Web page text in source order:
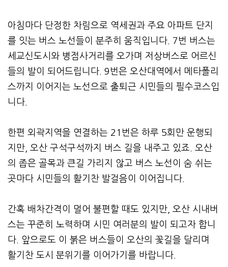
아침마다 단정한 차림으로 역세권과 주요 아파트 단지
를 잇는 버스 노선들이 분주히 움직입니다. 7번 버스는
세교신도시와 병점사거리를 오가며 저상버스로 어르신
들의 발이 되어드립니다. 9번은 오산대역에서 메타폴리
스까지 이어지는 노선으로 출퇴근 시민들의 필수코스입
니다.
한편 외곽지역을 연결하는 21번은 하루 5회만 운행되
지만, 오산 구석구석까지 버스 길을 내주고 있죠. 오산
의 좁은 골목과 큰길 가리지 않고 버스 노선이 숨 쉬는
곳마다 시민들의 활기찬 발걸음이 이어집니다.
간혹 배차간격이 멀어 불편할 때도 있지만, 오산 시내버
스는 꾸준히 노력하며 시민 여러분의 발이 되고자 합니
다. 앞으로도 이 붉은 버스들이 오산의 꽃길을 달리며
활기찬 도시 분위기를 이어가기를 바랍니다.